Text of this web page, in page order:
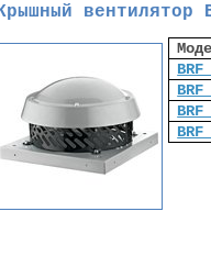
вентилятор